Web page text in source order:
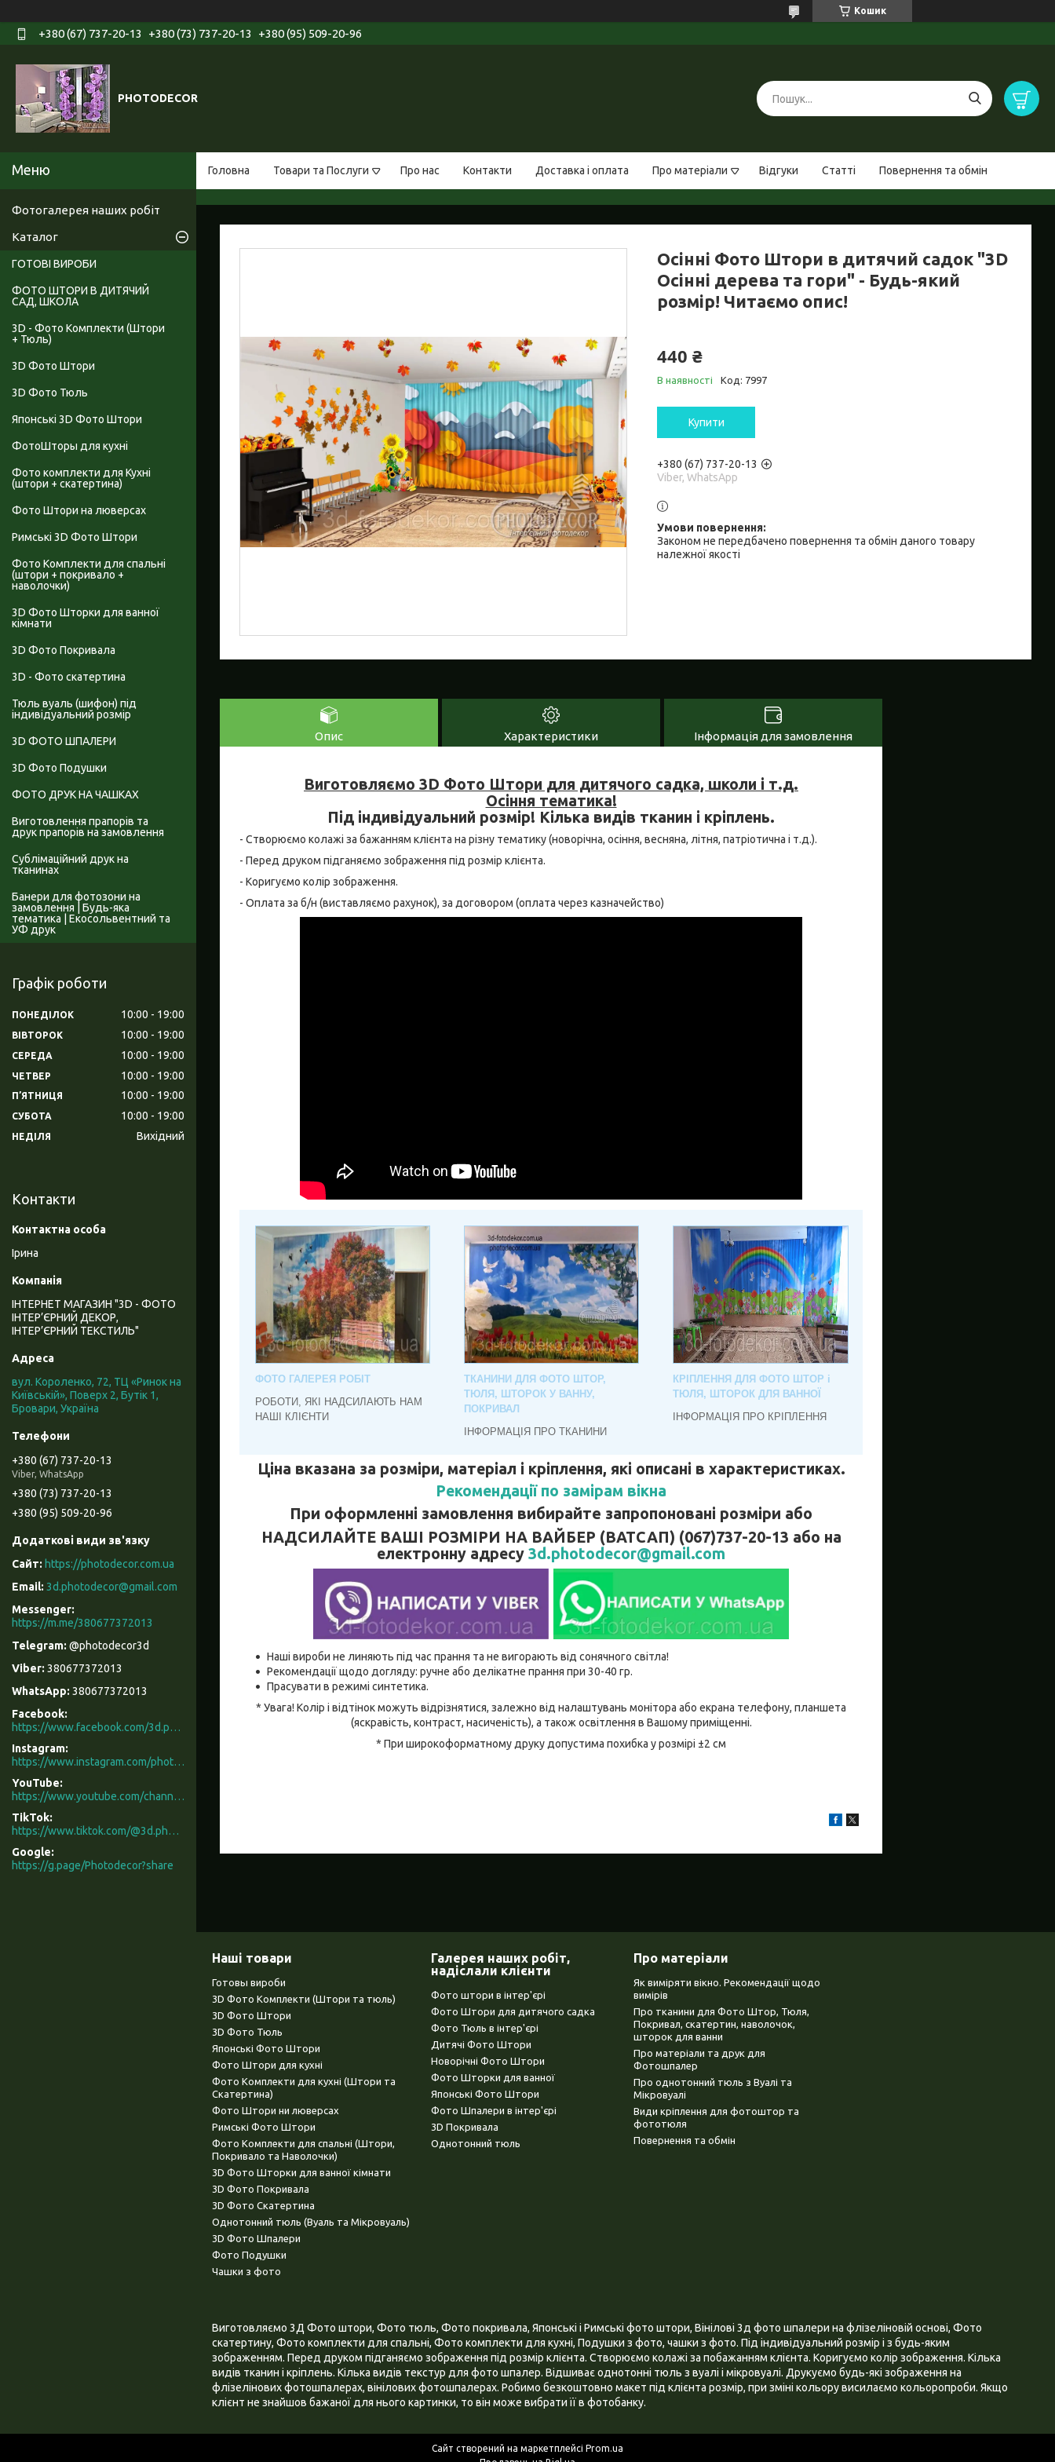
Кошик
+380 (67) 737-20-13 +380 (73) 737-20-13 +380 (95) 509-20-96
PHOTODECOR
Головна Товари та Послуги Про нас Контакти Доставка і оплата Про матеріали Відгуки Статті Повернення та обмін
Осінні Фото Штори в дитячий садок "3D
Осінні дерева та гори" - Будь-який
розмір! Читаємо опис!
440 ₴
В наявності Код: 7997
Купити
+380 (67) 737-20-13
Viber, WhatsApp
Законом не передбачено повернення та обмін даного товару
належної якості
Опис Характеристики Інформація для замовлення
Виготовляємо 3D Фото Штори для дитячого садка, школи і т.д.
Осіння тематика!
Під індивідуальний розмір! Кілька видів тканин і кріплень.
- Створюємо колажі за бажанням клієнта на різну тематику (новорічна, осіння, весняна, літня, патріотична і т.д.).
- Перед друком підганяємо зображення під розмір клієнта.
- Коригуємо колір зображення.
- Оплата за б/н (виставляємо рахунок), за договором (оплата через казначейство)
ФОТО ГАЛЕРЕЯ РОБІТ
РОБОТИ, ЯКІ НАДСИЛАЮТЬ НАМ
НАШІ КЛІЄНТИ
ТКАНИНИ ДЛЯ ФОТО ШТОР,
ТЮЛЯ, ШТОРОК У ВАННУ,
ПОКРИВАЛ
ІНФОРМАЦІЯ ПРО ТКАНИНИ
КРІПЛЕННЯ ДЛЯ ФОТО ШТОР і
ТЮЛЯ, ШТОРОК ДЛЯ ВАННОЇ
ІНФОРМАЦІЯ ПРО КРІПЛЕННЯ
Ціна вказана за розміри, матеріал і кріплення, які описані в характеристиках.
Рекомендації по замірам вікна
При оформленні замовлення вибирайте запропоновані розміри або
НАДСИЛАЙТЕ ВАШІ РОЗМІРИ НА ВАЙБЕР (ВАТСАП) (067)737-20-13 або на
електронну адресу 3d.photodecor@gmail.com
Наші вироби не линяють під час прання та не вигорають від сонячного світла!
Рекомендації щодо догляду: ручне або делікатне прання при 30-40 гр.
Прасувати в режимі синтетика.
* Увага! Колір і відтінок можуть відрізнятися, залежно від налаштувань монітора або екрана телефону, планшета
(яскравість, контраст, насиченість), а також освітлення в Вашому приміщенні.
* При широкоформатному друку допустима похибка у розмірі ±2 см
Фотогалерея наших робіт
Каталог
ГОТОВІ ВИРОБИ
ФОТО ШТОРИ В ДИТЯЧИЙ
САД, ШКОЛА
3D - Фото Комплекти (Штори
+ Тюль)
3D Фото Штори
3D Фото Тюль
Японські 3D Фото Штори
ФотоШторы для кухні
Фото комплекти для Кухні
(штори + скатертина)
Фото Штори на люверсах
Римські 3D Фото Штори
Фото Комплекти для спальні
(штори + покривало +
наволочки)
3D Фото Шторки для ванної
кімнати
3D Фото Покривала
3D - Фото скатертина
Тюль вуаль (шифон) під
індивідуальний розмір
3D ФОТО ШПАЛЕРИ
3D Фото Подушки
ФОТО ДРУК НА ЧАШКАХ
Виготовлення прапорів та
друк прапорів на замовлення
Сублімаційний друк на
тканинах
Банери для фотозони на
замовлення | Будь-яка
тематика | Екосольвентний та
УФ друк
Графік роботи
ПОНЕДІЛОК 10:00 19:00
ВІВТОРОК 10:00 19:00
СЕРЕДА 10:00 19:00
ЧЕТВЕР 10:00 19:00
ПʼЯТНИЦЯ 10:00 19:00
СУБОТА 10:00 19:00
НЕДІЛЯ Вихідний
Контакти
Ірина
ІНТЕРНЕТ МАГАЗИН "3D - ФОТО
ІНТЕР’ЄРНИЙ ДЕКОР,
ІНТЕР’ЄРНИЙ ТЕКСТИЛЬ"
вул. Короленко, 72, ТЦ «Ринок на
Київській», Поверх 2, Бутік 1,
Бровари, Україна
+380 (67) 737-20-13
Viber, WhatsApp
+380 (73) 737-20-13
+380 (95) 509-20-96
https://photodecor.com.ua
3d.photodecor@gmail.com
https://m.me/380677372013
@photodecor3d
380677372013
380677372013
Facebook
https://www.facebook.com/3d.photodecor/
Instagram
https://www.instagram.com/photodecor.com.ua/
YouTube
https://www.youtube.com/channel/UCXCUerfqRY1Pw7-IptdbqyA/videos
TikTok
https://www.tiktok.com/@3d.photodecor?is_from_webapp=1&sender_device=pc
Google
https://g.page/Photodecor?share
Наші товари
Готовы вироби
3D Фото Комплекти (Штори та тюль)
3D Фото Штори
3D Фото Тюль
Японські Фото Штори
Фото Штори для кухні
Фото Комплекти для кухні (Штори та
Скатертина)
Фото Штори ни люверсах
Римські Фото Штори
Фото Комплекти для спальні (Штори,
Покривало та Наволочки)
3D Фото Шторки для ванної кімнати
3D Фото Покривала
3D Фото Скатертина
Однотонний тюль (Вуаль та Мікровуаль)
3D Фото Шпалери
Фото Подушки
Чашки з фото
Галерея наших робіт,
надіслали клієнти
Фото штори в інтер'єрі
Фото Штори для дитячого садка
Фото Тюль в інтер'єрі
Дитячі Фото Штори
Новорічні Фото Штори
Фото Шторки для ванної
Японські Фото Штори
Фото Шпалери в інтер'єрі
3D Покривала
Однотонний тюль
Про матеріали
Як виміряти вікно. Рекомендації щодо
вимірів
Про тканини для Фото Штор, Тюля,
Покривал, скатертин, наволочок,
шторок для ванни
Про матеріали та друк для
Фотошпалер
Про однотонний тюль з Вуалі та
Мікровуалі
Види кріплення для фотоштор та
фототюля
Повернення та обмін
Виготовляємо 3Д Фото штори, Фото тюль, Фото покривала, Японські і Римські фото штори, Вінілові 3д фото шпалери на флізеліновій основі, Фото
скатертину, Фото комплекти для спальні, Фото комплекти для кухні, Подушки з фото, чашки з фото. Під індивідуальний розмір і з будь-яким
зображенням. Перед друком підганяємо зображення під розмір клієнта. Створюємо колажі за побажанням клієнта. Коригуємо колір зображення. Кілька
видів тканин і кріплень. Кілька видів текстур для фото шпалер. Відшиває однотонні тюль з вуалі і мікровуалі. Друкуємо будь-які зображення на
флізелінових фотошпалерах, вінілових фотошпалерах. Робимо безкоштовно макет під клієнта розмір, при зміні кольору висилаємо кольоропроби. Якщо
клієнт не знайшов бажаної для нього картинки, то він може вибрати її в фотобанку.
Сайт створений на маркетплейсі Prom.ua